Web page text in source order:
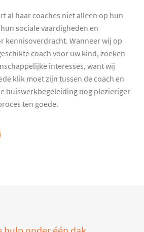
al haar coaches niet alleen op hun
sociale vaardigheden en
kennisoverdracht. Wanneer wij op
coach voor uw kind, zoeken
interesses, want wij
klik moet zijn tussen de coach en
huiswerkbegeleiding nog plezieriger
ten goede.